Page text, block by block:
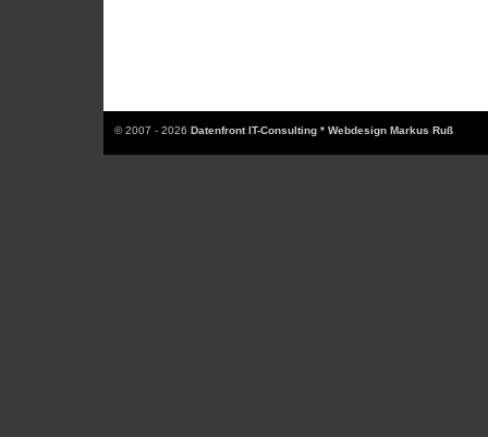
© 2007 - 2026 Datenfront IT-Consulting * Webdesign Markus Ruß